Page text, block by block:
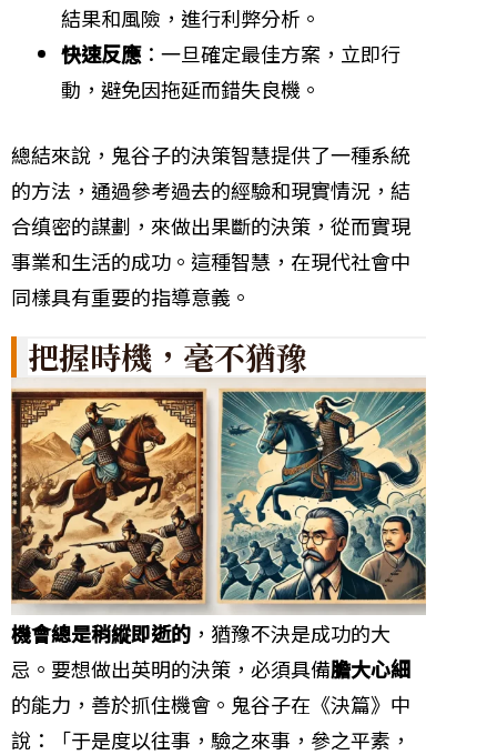
結果和風險，進行利弊分析。
快速反應：一旦確定最佳方案，立即行
動，避免因拖延而錯失良機。
總結來說，鬼谷子的決策智慧提供了一種系統
的方法，通過參考過去的經驗和現實情況，結
合缜密的謀劃，來做出果斷的決策，從而實現
事業和生活的成功。這種智慧，在現代社會中
同樣具有重要的指導意義。
把握時機，毫不猶豫
機會總是稍縱即逝的 ，猶豫不決是成功的大
忌。要想做出英明的決策，必須具備膽大心細
的能力，善於抓住機會。鬼谷子在《決篇》中
說：「于是度以往事，驗之來事，參之平素，